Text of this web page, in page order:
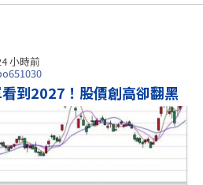
小時前
到2027！股價創高卻翻黑